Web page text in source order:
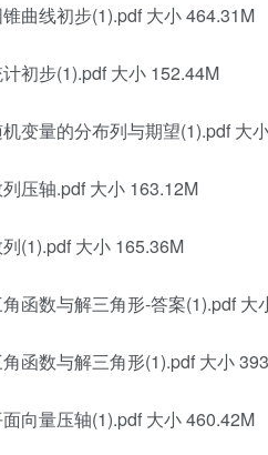
线初步(1).pdf 大小 464.31M
步(1).pdf 大小 152.44M
量的分布列与期望(1).pdf 大
轴.pdf 大小 163.12M
大小 165.36M
数与解三角形-答案(1).pdf 大
数与解三角形(1).pdf 大小
量压轴(1).pdf 大小 460.42M